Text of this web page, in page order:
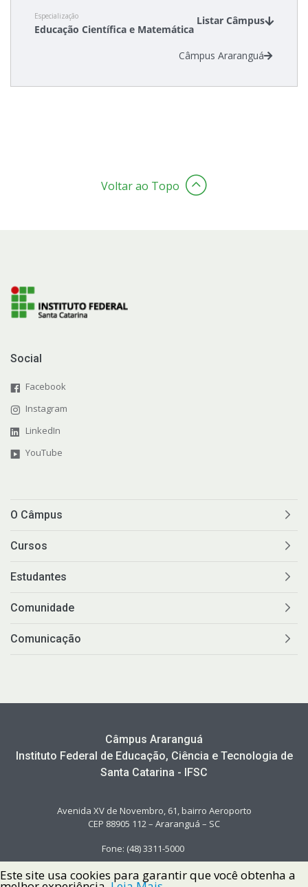
Especialização
Educação Científica e Matemática
Listar Câmpus
Câmpus Araranguá
Voltar ao Topo
Social
Facebook
Instagram
LinkedIn
YouTube
O Câmpus
Cursos
Estudantes
Comunidade
Comunicação
Câmpus Araranguá
Instituto Federal de Educação, Ciência e Tecnologia de
Santa Catarina - IFSC
Avenida XV de Novembro, 61, bairro Aeroporto
CEP 88905 112 – Araranguá – SC
Fone: (48) 3311-5000
Este site usa cookies para garantir que você obtenha a